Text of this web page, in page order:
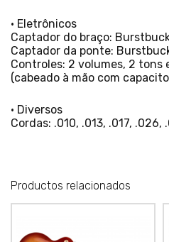
• Eletrônicos
Captador do braço:
Captador da ponte:
Controles: 2 volumes, 2
(cabeado à mão com
• Diversos
Cordas: .010, .013, .017, .026,
Productos relacionados